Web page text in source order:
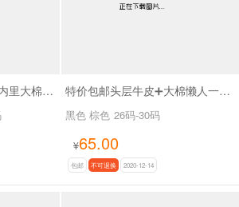
冬款二层牛皮鞋口真毛内里大棉高帮儿童棉鞋SA20207 特价包邮头层牛皮➕大棉懒人一脚蹬雪地棉鞋SA9651
黑色 棕色 26码-30码
¥65.00
包邮 不可退换 2020-12-14